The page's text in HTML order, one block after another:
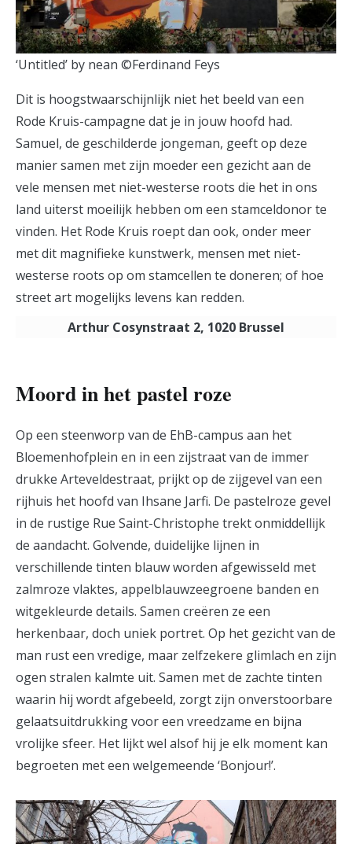
‘Untitled’ by nean ©Ferdinand Feys
Dit is hoogstwaarschijnlijk niet het beeld van een
Rode Kruis-campagne dat je in jouw hoofd had.
Samuel, de geschilderde jongeman, geeft op deze
manier samen met zijn moeder een gezicht aan de
vele mensen met niet-westerse roots die het in ons
land uiterst moeilijk hebben om een stamceldonor te
vinden. Het Rode Kruis roept dan ook, onder meer
met dit magnifieke kunstwerk, mensen met niet-
westerse roots op om stamcellen te doneren; of hoe
street art mogelijks levens kan redden.
Arthur Cosynstraat 2, 1020 Brussel
Moord in het pastel roze
Op een steenworp van de EhB-campus aan het
Bloemenhofplein en in een zijstraat van de immer
drukke Arteveldestraat, prijkt op de zijgevel van een
rijhuis het hoofd van Ihsane Jarfi. De pastelroze gevel
in de rustige Rue Saint-Christophe trekt onmiddellijk
de aandacht. Golvende, duidelijke lijnen in
verschillende tinten blauw worden afgewisseld met
zalmroze vlaktes, appelblauwzeegroene banden en
witgekleurde details. Samen creëren ze een
herkenbaar, doch uniek portret. Op het gezicht van de
man rust een vredige, maar zelfzekere glimlach en zijn
ogen stralen kalmte uit. Samen met de zachte tinten
waarin hij wordt afgebeeld, zorgt zijn onverstoorbare
gelaatsuitdrukking voor een vreedzame en bijna
vrolijke sfeer. Het lijkt wel alsof hij je elk moment kan
begroeten met een welgemeende ‘Bonjour!’.